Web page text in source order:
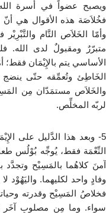
ويصبح عضواً في أسرة
فخُلاَصَة هذه الأقوال هي أنّ
وأمّا الخَلاَص التَّام
متبرّرٌ ومقبولٌ لدى الله.
الأساسي يتم بالإِيْمَان فقط؛
الخَاطِئ وتُعمِّقه حتّى ينضج
والخَلاَص مستمَدّان مِن
لربّه المخلِّص.
5- وبعد هذا الدَّليل على
النِّعْمَة فقط، يُوجِّه بُوْلُس
آمنَ كلاهُما بالمَسِيْح وتجدَّد
وفادٍ واحد لكليهما.
فخلاصُ المَسِيْح وقدرته
سواء. وما مِن مصلوبٍ آخَر